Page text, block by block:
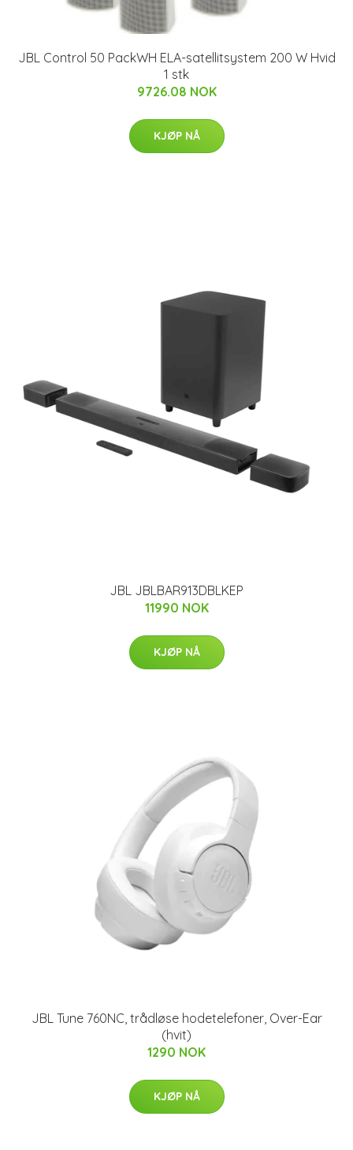
JBL Control 50 PackWH ELA-satellitsystem 200 W Hvid
1 stk
9726.08 NOK
KJØP NÅ
JBL JBLBAR913DBLKEP
11990 NOK
KJØP NÅ
JBL Tune 760NC, trådløse hodetelefoner, Over-Ear
(hvit)
1290 NOK
KJØP NÅ